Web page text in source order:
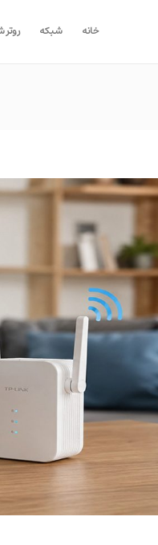
خانه شبکه